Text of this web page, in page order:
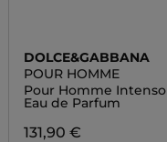
DOLCE&GABBANA
POUR HOMME
Pour Homme Intenso
Eau de Parfum
131,90 €